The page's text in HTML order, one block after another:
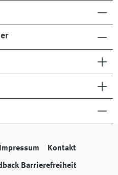
Impressum Kontakt
Barrierefreiheit